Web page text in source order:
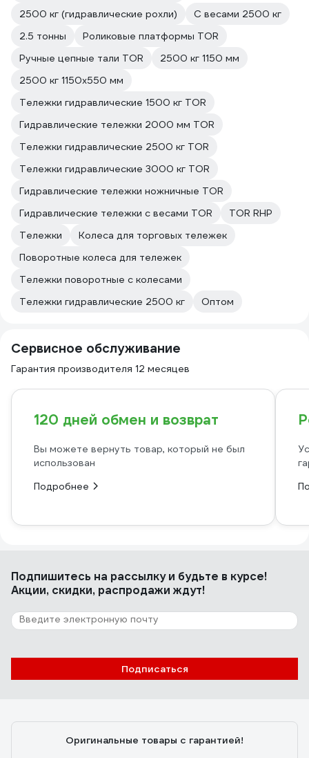
2500 кг (гидравлические рохли)
С весами 2500 кг
2.5 тонны
Роликовые платформы TOR
Ручные цепные тали TOR
2500 кг 1150 мм
2500 кг 1150х550 мм
Тележки гидравлические 1500 кг TOR
Гидравлические тележки 2000 мм TOR
Тележки гидравлические 2500 кг TOR
Тележки гидравлические 3000 кг TOR
Гидравлические тележки ножничные TOR
Гидравлические тележки с весами TOR
TOR RHP
Тележки
Колеса для торговых тележек
Поворотные колеса для тележек
Тележки поворотные с колесами
Тележки гидравлические 2500 кг
Оптом
Сервисное обслуживание
Гарантия производителя 12 месяцев
120 дней обмен и возврат
Вы можете вернуть товар, который не был
использован
Подробнее
Подпишитесь на рассылкуи будьте в курсе!
Акции, скидки, распродажи ждут!
Подписаться
Оригинальные товары с гарантией!